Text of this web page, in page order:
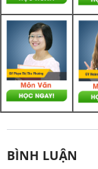
BÌNH LUẬN